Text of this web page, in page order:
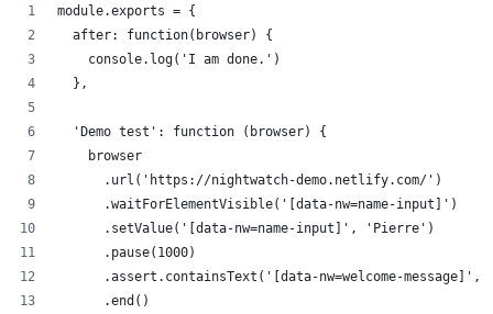
module.exports = {
  after: function(browser) {
    console.log('I am done.')
  },
  'Demo test': function (browser) {
    browser
      .url('https://nightwatch-demo.netlify.com/')
      .waitForElementVisible('[data-nw=name-input]')
      .setValue('[data-nw=name-input]', 'Pierre')
      .pause(1000)
.assert.containsText('[data-nw=welcome-message]',
      .end()